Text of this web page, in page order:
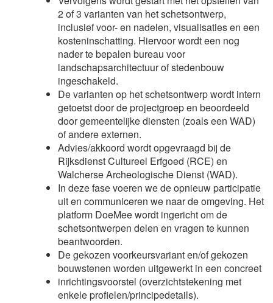
2 of 3 varianten van het schetsontwerp,
inclusief voor- en nadelen, visualisaties en een
kosteninschatting. Hiervoor wordt een nog
nader te bepalen bureau voor
landschapsarchitectuur of stedenbouw
ingeschakeld.
De varianten op het schetsontwerp wordt intern
getoetst door de projectgroep en beoordeeld
door gemeentelijke diensten (zoals een WAD)
of andere externen.
Advies/akkoord wordt opgevraagd bij de
Rijksdienst Cultureel Erfgoed (RCE) en
Walcherse Archeologische Dienst (WAD).
In deze fase voeren we de opnieuw participatie
uit en communiceren we naar de omgeving. Het
platform DoeMee wordt ingericht om de
schetsontwerpen delen en vragen te kunnen
beantwoorden.
De gekozen voorkeursvariant en/of gekozen
bouwstenen worden uitgewerkt in een concreet
inrichtingsvoorstel (overzichtstekening met
enkele profielen/principedetails).